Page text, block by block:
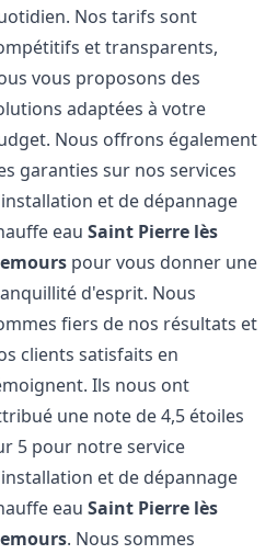
Nos tarifs sont
et transparents,
vous proposons des
adaptées à votre
Nous offrons également
garanties sur nos services
et de dépannage
eauSaint Pierre lès
pour vous donner une
d'esprit. Nous
fiers de nos résultats et
clients satisfaits en
Ils nous ont
une note de 4,5 étoiles
5 pour notre service
et de dépannage
eauSaint Pierre lès
. Nous sommes